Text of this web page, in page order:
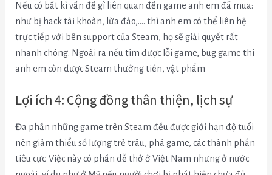
Nếu có bất kì vấn đề gì liên quan đến game anh em đã mua:
như bị hack tài khoàn, lừa đảo,…. thì anh em có thể liên hệ
trực tiếp với bên support của Steam, họ sẽ giải quyết rất
nhanh chóng. Ngoài ra nếu tìm được lỗi game, bug game thì
anh em còn được Steam thưởng tiền, vật phẩm
Lợi ích 4: Cộng đồng thân thiện, lịch sự
Đa phần những game trên Steam đều được giới hạn độ tuổi
nên giảm thiểu số lượng trẻ trâu, phá game, các thành phần
tiêu cực. Việc này có phần dễ thở ở Việt Nam nhưng ở nước